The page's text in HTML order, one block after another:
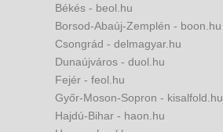
Békés - beol.hu
Borsod-Abaúj-Zemplén - boon.hu
Csongrád - delmagyar.hu
Dunaújváros - duol.hu
Fejér - feol.hu
Győr-Moson-Sopron - kisalfold.hu
Hajdú-Bihar - haon.hu